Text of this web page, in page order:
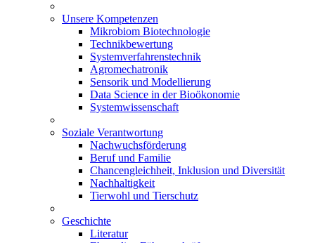
Unsere Kompetenzen
Mikrobiom Biotechnologie
Technikbewertung
Systemverfahrenstechnik
Agromechatronik
Sensorik und Modellierung
Data Science in der Bioökonomie
Systemwissenschaft
Soziale Verantwortung
Nachwuchsförderung
Beruf und Familie
Chancengleichheit, Inklusion und Diversität
Nachhaltigkeit
Tierwohl und Tierschutz
Geschichte
Literatur